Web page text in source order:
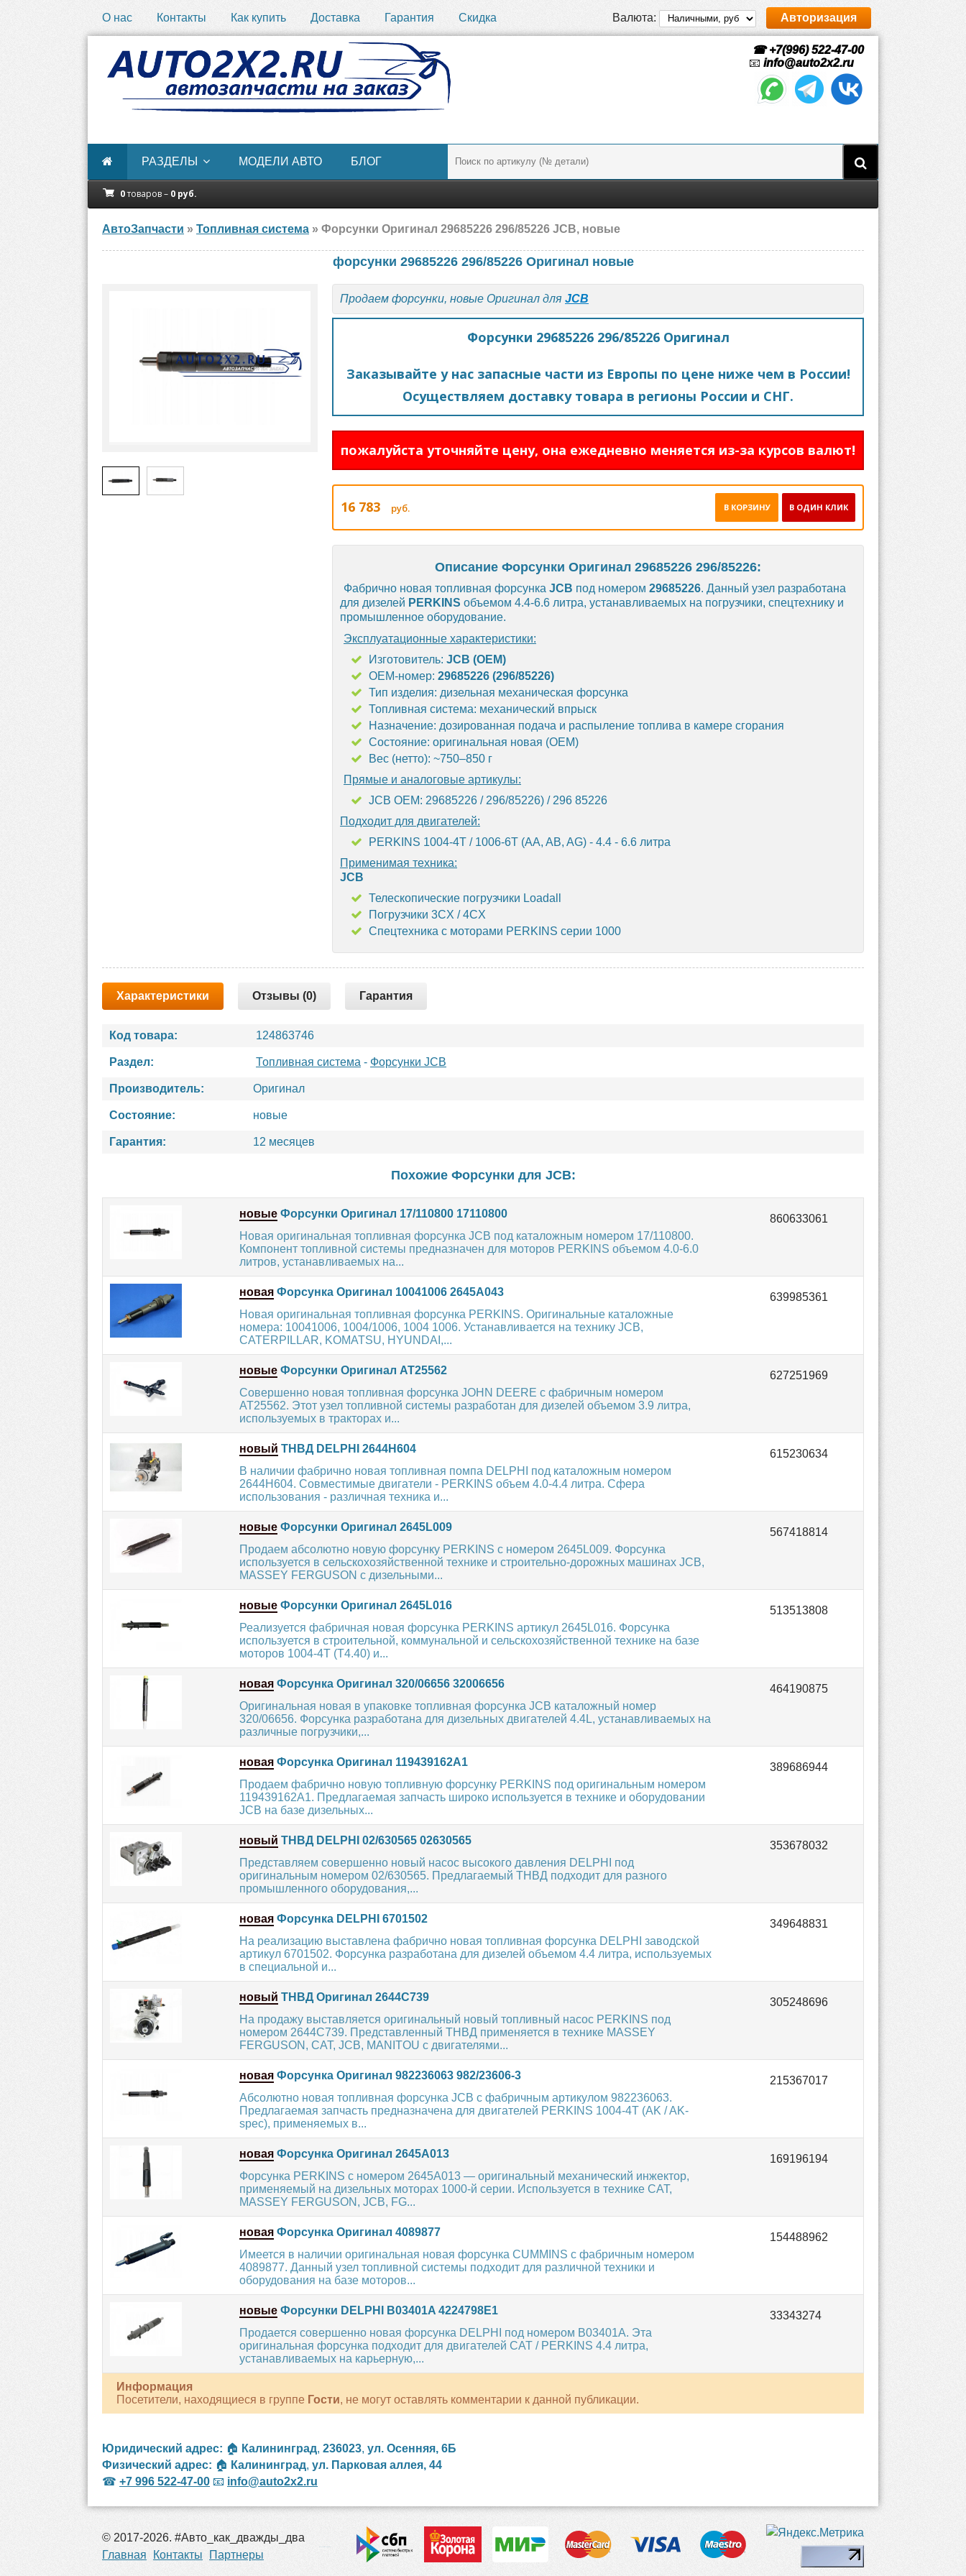
О нас Контакты Как купить Доставка Гарантия Скидка Валюта: Авторизация
☎ +7(996) 522-47-00
📧 info@auto2x2.ru
РАЗДЕЛЫ МОДЕЛИ АВТО БЛОГ
0товаров – 0 руб.
АвтоЗапчасти » Топливная система » Форсунки Оригинал 29685226 296/85226 JCB, новые
форсунки 29685226 296/85226 Оригинал новые
Продаем форсунки, новые Оригинал для JCB
Форсунки 29685226 296/85226 Оригинал
Заказывайте у нас запасные части из Европы по цене ниже чем в России!
Осуществляем доставку товара в регионы России и СНГ.
пожалуйста уточняйте цену, она ежедневно меняется из-за курсов валют!
16 783 руб. В ОДИН КЛИК
В КОРЗИНУ
Описание Форсунки Оригинал 29685226 296/85226:
Фабрично новая топливная форсунка JCB под номером 29685226. Данный узел разработана
для дизелей PERKINS объемом 4.4-6.6 литра, устанавливаемых на погрузчики, спецтехнику и
промышленное оборудование.
Эксплуатационные характеристики:
Изготовитель: JCB (OEM)
OEM-номер: 29685226 (296/85226)
Тип изделия: дизельная механическая форсунка
Топливная система: механический впрыск
Назначение: дозированная подача и распыление топлива в камере сгорания
Состояние: оригинальная новая (OEM)
Вес (нетто): ~750–850 г
Прямые и аналоговые артикулы:
JCB OEM: 29685226 / 296/85226) / 296 85226
Подходит для двигателей:
PERKINS 1004-4T / 1006-6T (AA, AB, AG) - 4.4 - 6.6 литра
Применимая техника:
JCB
Телескопические погрузчики Loadall
Погрузчики 3CX / 4CX
Спецтехника с моторами PERKINS серии 1000
Характеристики Отзывы (0) Гарантия
Код товара: 124863746
Раздел: Топливная система - Форсунки JCB
Производитель: Оригинал
Состояние: новые
Гарантия: 12 месяцев
Похожие Форсунки для JCB:
новые Форсунки Оригинал 17/110800 17110800
Новая оригинальная топливная форсунка JCB под каталожным номером 17/110800.
Компонент топливной системы предназначен для моторов PERKINS объемом 4.0-6.0
литров, устанавливаемых на...
новая Форсунка Оригинал 10041006 2645A043
Новая оригинальная топливная форсунка PERKINS. Оригинальные каталожные
номера: 10041006, 1004/1006, 1004 1006. Устанавливается на технику JCB,
CATERPILLAR, KOMATSU, HYUNDAI,...
новые Форсунки Оригинал AT25562
Совершенно новая топливная форсунка JOHN DEERE с фабричным номером
AT25562. Этот узел топливной системы разработан для дизелей объемом 3.9 литра,
используемых в тракторах и...
новый ТНВД DELPHI 2644H604
В наличии фабрично новая топливная помпа DELPHI под каталожным номером
2644H604. Совместимые двигатели - PERKINS объем 4.0-4.4 литра. Сфера
использования - различная техника и...
новые Форсунки Оригинал 2645L009
Продаем абсолютно новую форсунку PERKINS с номером 2645L009. Форсунка
используется в сельскохозяйственной технике и строительно-дорожных машинах JCB,
MASSEY FERGUSON с дизельными...
новые Форсунки Оригинал 2645L016
Реализуется фабричная новая форсунка PERKINS артикул 2645L016. Форсунка
используется в строительной, коммунальной и сельскохозяйственной технике на базе
моторов 1004-4T (T4.40) и...
новая Форсунка Оригинал 320/06656 32006656
Оригинальная новая в упаковке топливная форсунка JCB каталожный номер
320/06656. Форсунка разработана для дизельных двигателей 4.4L, устанавливаемых на
различные погрузчики,...
новая Форсунка Оригинал 119439162A1
Продаем фабрично новую топливную форсунку PERKINS под оригинальным номером
119439162A1. Предлагаемая запчасть широко используется в технике и оборудовании
JCB на базе дизельных...
новый ТНВД DELPHI 02/630565 02630565
Представляем совершенно новый насос высокого давления DELPHI под
оригинальным номером 02/630565. Предлагаемый ТНВД подходит для разного
промышленного оборудования,...
новая Форсунка DELPHI 6701502
На реализацию выставлена фабрично новая топливная форсунка DELPHI заводской
артикул 6701502. Форсунка разработана для дизелей объемом 4.4 литра, используемых
в специальной и...
новый ТНВД Оригинал 2644C739
На продажу выставляется оригинальный новый топливный насос PERKINS под
номером 2644C739. Представленный ТНВД применяется в технике MASSEY
FERGUSON, CAT, JCB, MANITOU с двигателями...
новая Форсунка Оригинал 982236063 982/23606-3
Абсолютно новая топливная форсунка JCB с фабричным артикулом 982236063.
Предлагаемая запчасть предназначена для двигателей PERKINS 1004-4T (AK / AK-
spec), применяемых в...
новая Форсунка Оригинал 2645A013
Форсунка PERKINS с номером 2645A013 — оригинальный механический инжектор,
применяемый на дизельных моторах 1000-й серии. Используется в технике CAT,
MASSEY FERGUSON, JCB, FG...
новая Форсунка Оригинал 4089877
Имеется в наличии оригинальная новая форсунка CUMMINS с фабричным номером
4089877. Данный узел топливной системы подходит для различной техники и
оборудования на базе моторов...
новые Форсунки DELPHI B03401A 4224798E1
Продается совершенно новая форсунка DELPHI под номером B03401A. Эта
оригинальная форсунка подходит для двигателей CAT / PERKINS 4.4 литра,
устанавливаемых на карьерную,...
Информация
Посетители, находящиеся в группе Гости, не могут оставлять комментарии к данной публикации.
Юридический адрес: 🏠 Калининград, 236023, ул. Осенняя, 6Б
Физический адрес: 🏠 Калининград, ул. Парковая аллея, 44
☎ +7 996 522-47-00 📧 info@auto2x2.ru
© 2017-2026. #Авто_как_дважды_два
Главная
Контакты Партнеры